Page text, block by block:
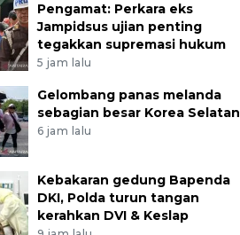
Pengamat: Perkara eks
Jampidsus ujian penting
tegakkan supremasi hukum
5 jam lalu
Gelombang panas melanda
sebagian besar Korea Selatan
6 jam lalu
Kebakaran gedung Bapenda
DKI, Polda turun tangan
kerahkan DVI & Keslap